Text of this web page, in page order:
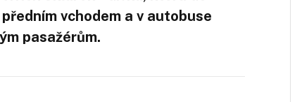
vchodem a v autobuse
pasažérům.